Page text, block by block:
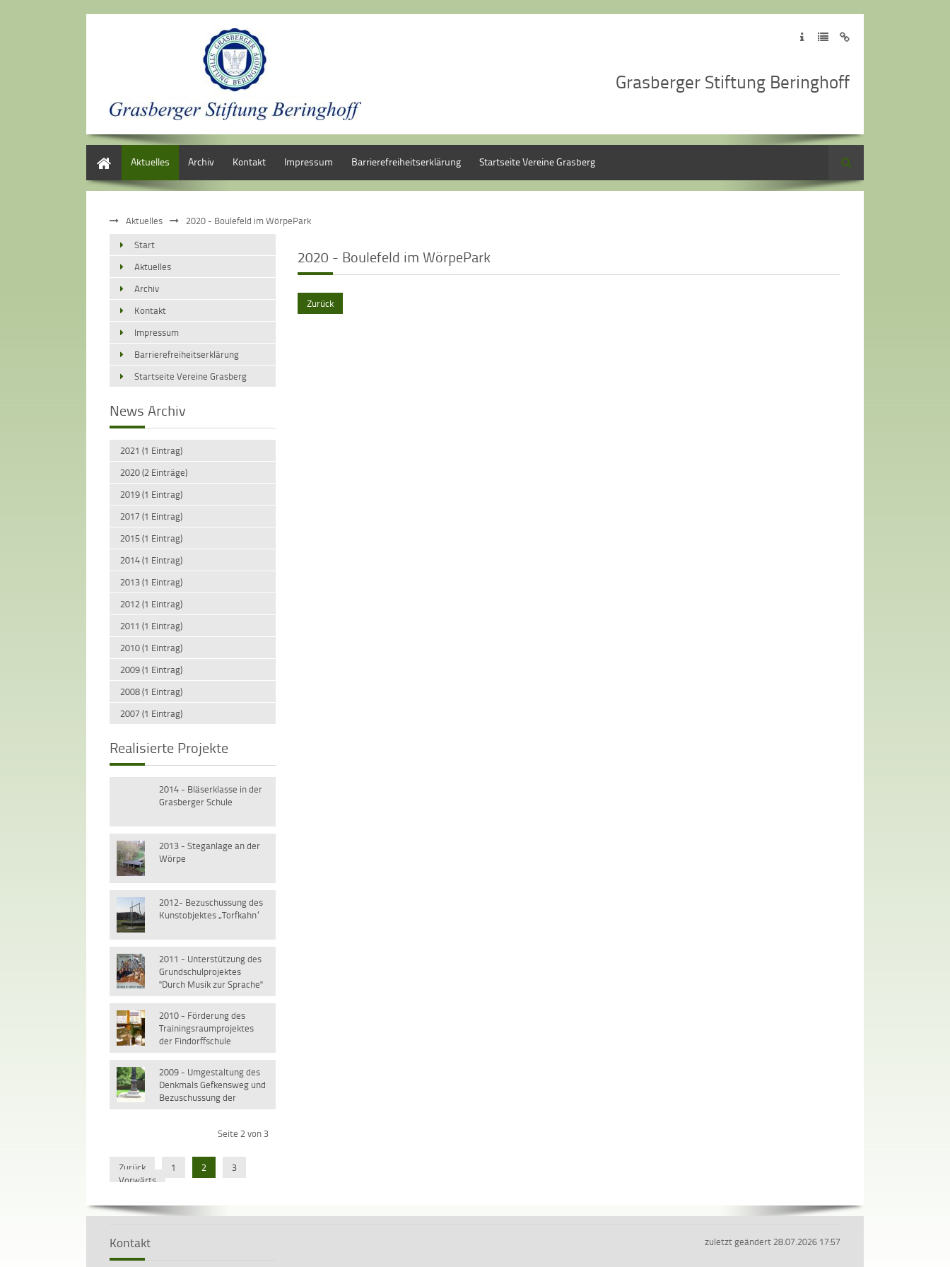
Grasberger Stiftung Beringhoff
Aktuelles Archiv Kontakt Impressum Barrierefreiheitserklärung Startseite Vereine Grasberg Suche
Aktuelles 2020 - Boulefeld im WörpePark
2020 - Boulefeld im WörpePark
Zurück
Start
Aktuelles
Archiv
Kontakt
Impressum
Barrierefreiheitserklärung
Startseite Vereine Grasberg
News Archiv
2021 (1 Eintrag)
2020 (2 Einträge)
2019 (1 Eintrag)
2017 (1 Eintrag)
2015 (1 Eintrag)
2014 (1 Eintrag)
2013 (1 Eintrag)
2012 (1 Eintrag)
2011 (1 Eintrag)
2010 (1 Eintrag)
2009 (1 Eintrag)
2008 (1 Eintrag)
2007 (1 Eintrag)
Realisierte Projekte
2014 - Bläserklasse in der
Grasberger Schule
2013 - Steganlage an der
Wörpe
2012- Bezuschussung des
Kunstobjektes „Torfkahn“
2011 - Unterstützung des
Grundschulprojektes
"Durch Musik zur Sprache"
2010 - Förderung des
Trainingsraumprojektes
der Findorffschule
2009 - Umgestaltung des
Denkmals Gefkensweg und
Bezuschussung der
Seite 2 von 3
Zurück 1 2
3
Vorwärts
Kontakt zuletzt geändert 28.07.2026 17:57